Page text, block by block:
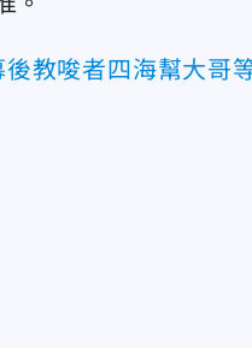
教唆者四海幫大哥